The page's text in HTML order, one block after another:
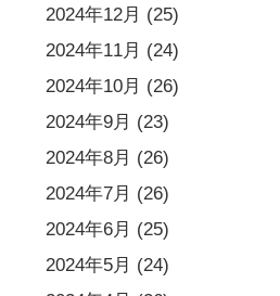
2024年12月 (25)
2024年11月 (24)
2024年10月 (26)
2024年9月 (23)
2024年8月 (26)
2024年7月 (26)
2024年6月 (25)
2024年5月 (24)